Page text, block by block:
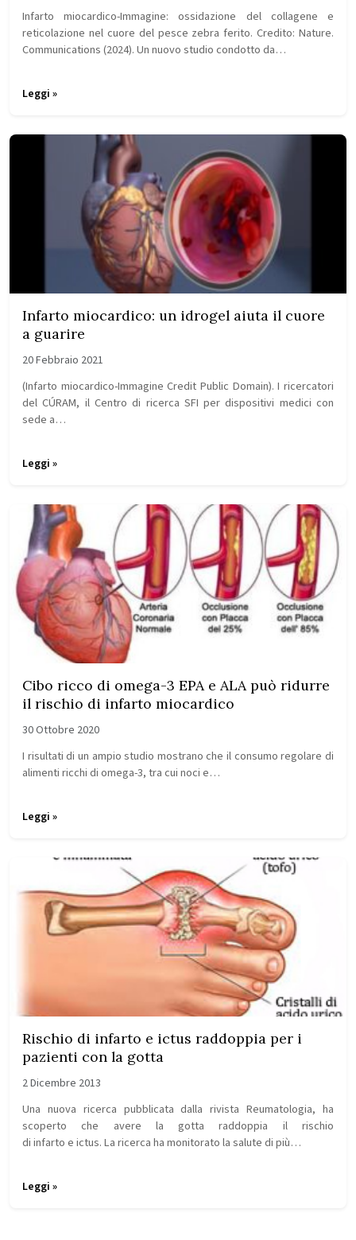
Infarto miocardico-Immagine: ossidazione del collagene e
reticolazione nel cuore del pesce zebra ferito. Credito: Nature.
Communications (2024). Un nuovo studio condotto da…
Leggi »
Infarto miocardico: un idrogel aiuta il cuore
a guarire
20 Febbraio 2021
(Infarto miocardico-Immagine Credit Public Domain). I ricercatori
del CÚRAM, il Centro di ricerca SFI per dispositivi medici con
sede a…
Leggi »
Cibo ricco di omega-3 EPA e ALA può ridurre
il rischio di infarto miocardico
30 Ottobre 2020
I risultati di un ampio studio mostrano che il consumo regolare di
alimenti ricchi di omega-3, tra cui noci e…
Leggi »
Rischio di infarto e ictus raddoppia per i
pazienti con la gotta
2 Dicembre 2013
Una nuova ricerca pubblicata dalla rivista Reumatologia, ha
scoperto che avere la gotta raddoppia il rischio
di infarto e ictus. La ricerca ha monitorato la salute di più…
Leggi »